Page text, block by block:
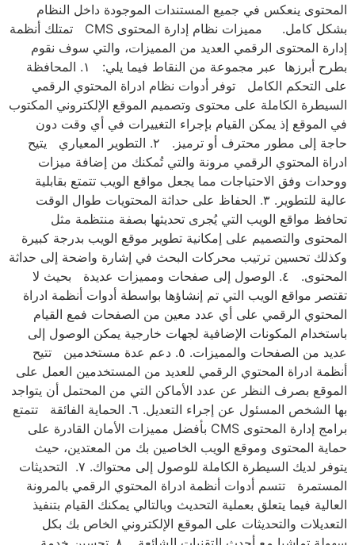
المحتوى ينعكس في جميع المستندات الموجودة داخل النظام
بشكل كامل. مميزات نظام إدارة المحتوى CMS تمتلك أنظمة
إدارة المحتوى الرقمي العديد من المميزات، والتي سوف نقوم
بطرح أبرزها عبر مجموعة من النقاط فيما يلي: ١. المحافظة
على التحكم الكامل توفر أدوات نظام ادراة المحتوي الرقمي
السيطرة الكاملة على محتوى وتصميم الموقع الإلكتروني المكتوب
في الموقع إذ يمكن القيام بإجراء التغييرات في أي وقت دون
حاجة إلى مطور محترف أو ترميز. ٢. التطوير المعياري يتيح
ادراة المحتوي الرقمي مرونة والتي تُمكنك من إضافة ميزات
ووحدات وفق الاحتياجات مما يجعل مواقع الويب تتمتع بقابلية
عالية للتطوير. ٣. الحفاظ على حداثة المحتويات طوال الوقت
تحافظ مواقع الويب التي يُجرى تحديثها بصفة منتظمة مثل
المحتوى والتصميم على إمكانية تطوير موقع الويب بدرجة كبيرة
وكذلك تحسين ترتيب محركات البحث في إشارة واضحة إلى حداثة
المحتوى. ٤. الوصول إلى صفحات ومميزات عديدة بحيث لا
تقتصر مواقع الويب التي تم إنشاؤها بواسطة أدوات أنظمة ادراة
المحتوي الرقمي على أي عدد معين من الصفحات فمع القيام
باستخدام المكونات الإضافية لجهات خارجية يمكن الوصول إلى
عديد من الصفحات والمميزات. ٥. دعم عدة مستخدمين تتيح
أنظمة ادراة المحتوي الرقمي للعديد من المستخدمين العمل على
الموقع بصرف النظر عن عدد الأماكن التي من المحتمل أن يتواجد
بها الشخص المسئول عن إجراء التعديل. ٦. الحماية الفائقة تتمتع
برامج إدارة المحتوى CMS بأفضل مميزات الأمان القادرة على
حماية المحتوى وموقع الويب الخاصين بك من المعتدين، حيث
يتوفر لديك السيطرة الكاملة للوصول إلى محتواك. ٧. التحديثات
المستمرة تتسم أدوات أنظمة ادراة المحتوي الرقمي بالمرونة
العالية فيما يتعلق بعملية التحديث وبالتالي يمكنك القيام بتنفيذ
التعديلات والتحديثات على الموقع الإلكتروني الخاص بك بكل